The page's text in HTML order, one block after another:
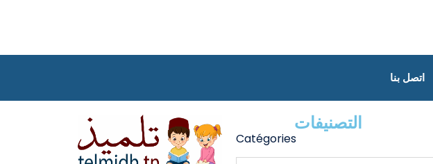
اتصل بنا
التصنيفات
Catégories